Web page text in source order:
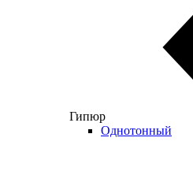
Гипюр
Однотонный